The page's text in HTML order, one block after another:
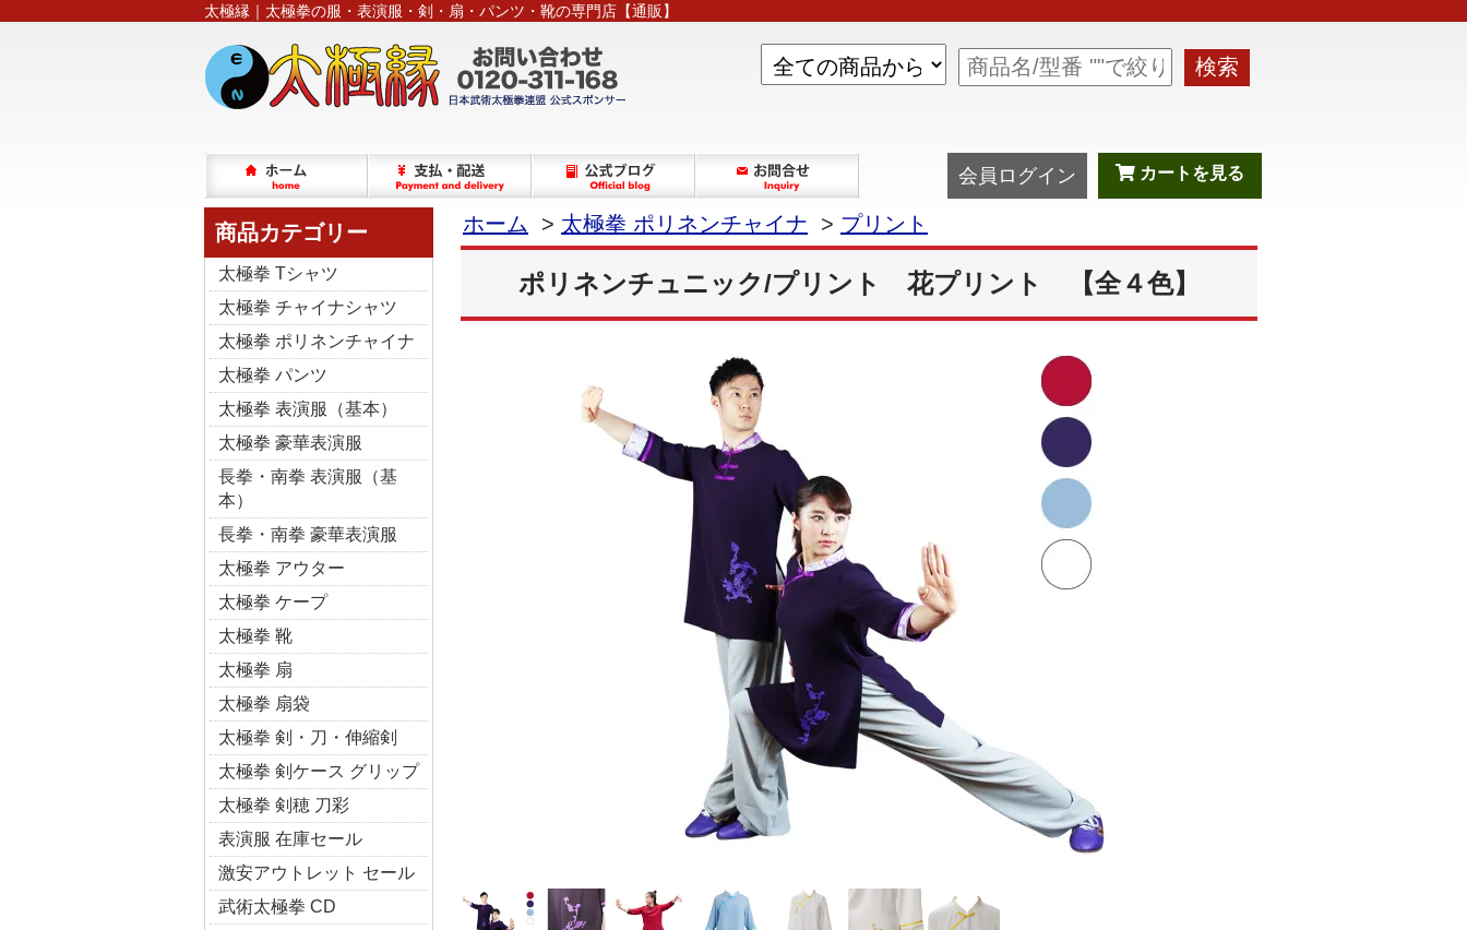
太極縁｜太極拳の服・表演服・剣・扇・パンツ・靴の専門店【通販】
検索
会員ログイン カートを見る
商品カテゴリー
太極拳 Tシャツ
太極拳 チャイナシャツ
太極拳 ポリネンチャイナ
太極拳 パンツ
太極拳 表演服（基本）
太極拳 豪華表演服
長拳・南拳 表演服（基
本）
長拳・南拳 豪華表演服
太極拳 アウター
太極拳 ケープ
太極拳 靴
太極拳 扇
太極拳 扇袋
太極拳 剣・刀・伸縮剣
太極拳 剣ケース グリップ
太極拳 剣穂 刀彩
表演服 在庫セール
激安アウトレット セール
武術太極拳 CD
ホーム > 太極拳 ポリネンチャイナ > プリント
ポリネンチュニック/プリント 花プリント 【全４色】